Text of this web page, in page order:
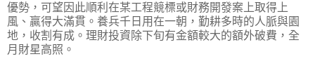
優勢，可望因此順利在某工程競標或財務開發案上取得上
風、贏得大滿貫。養兵千日用在一朝，勤耕多時的人脈與園
地，收割有成。理財投資除下旬有金額較大的額外破費，全
月財星高照。